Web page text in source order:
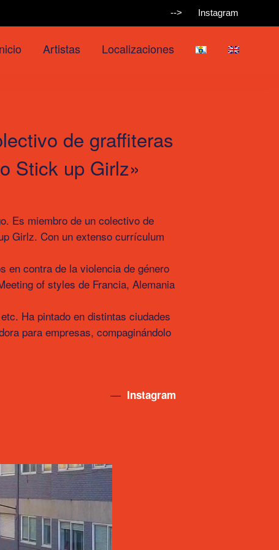
--> Instagram
Artistas Localizaciones
de graffiteras
Stick up Girlz»
Es miembro de un colectivo de
Girlz. Con un extenso currículum
en contra de la violencia de género
of styles de Francia, Alemania
Ha pintado en distintas ciudades
para empresas, compaginándolo
— Instagram